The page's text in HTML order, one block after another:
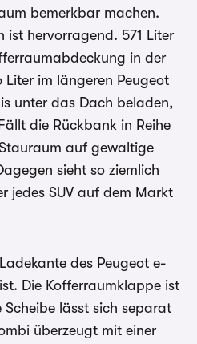
bemerkbar machen.
ist hervorragend. 571 Liter
in der
im längeren Peugeot
unter das Dach beladen,
die Rückbank in Reihe
auf gewaltige
sieht so ziemlich
jedes SUV auf dem Markt
des Peugeot e-
Die Kofferraumklappe ist
lässt sich separat
überzeugt mit einer